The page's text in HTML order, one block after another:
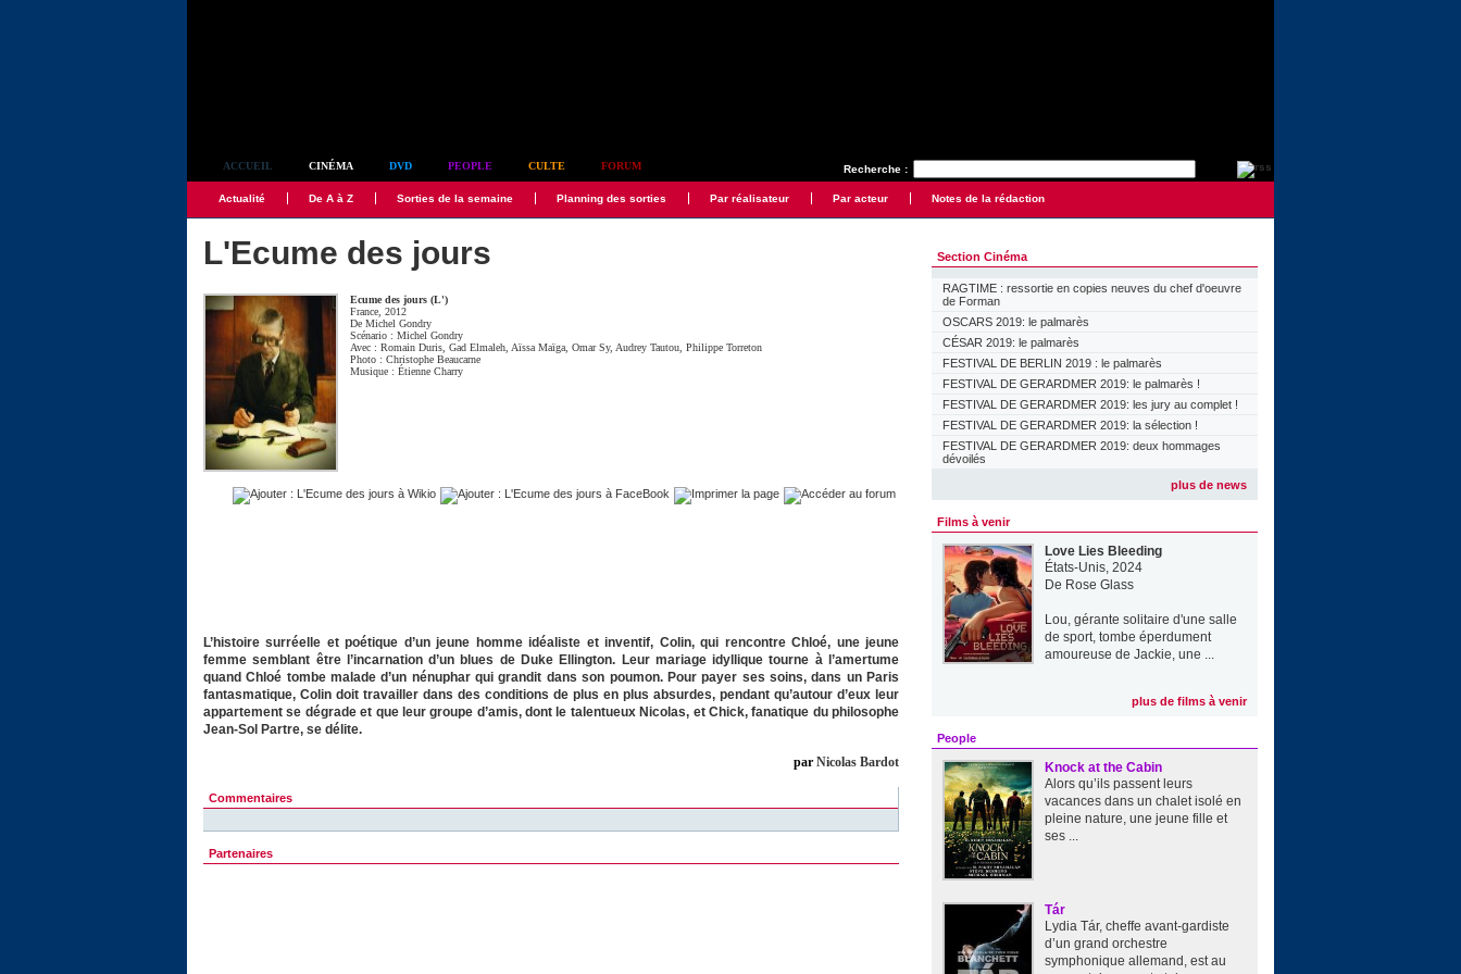
Recherche :
ACCUEIL CINÉMA DVD PEOPLE CULTE FORUM
Actualité De A à Z Sorties de la semaine Planning des sorties Par réalisateur Par acteur Notes de la rédaction
L'Ecume des jours
Ecume des jours (L')
France, 2012
DeMichel Gondry
Scénario :Michel Gondry
Avec :Romain Duris ,Gad Elmaleh Aïssa Maïga ,Omar Sy, Audrey Tautou ,Philippe Torreton
Photo :Christophe Beaucarne
Musique :Étienne Charry
L’histoire surréelle et poétique d’un jeune homme idéaliste et inventif, Colin, qui rencontre Chloé, une jeune
femme semblant être l’incarnation d’un blues de Duke Ellington. Leur mariage idyllique tourne à l’amertume
quand Chloé tombe malade d’un nénuphar qui grandit dans son poumon. Pour payer ses soins, dans un Paris
fantasmatique, Colin doit travailler dans des conditions de plus en plus absurdes, pendant qu’autour d’eux leur
appartement se dégrade et que leur groupe d’amis, dont le talentueux Nicolas, et Chick, fanatique du philosophe
Jean-Sol Partre, se délite.
par Nicolas Bardot
Commentaires
Partenaires
Section Cinéma
RAGTIME : ressortie en copies neuves du chef d'oeuvre
de Forman
OSCARS 2019: le palmarès
CÉSAR 2019: le palmarès
FESTIVAL DE BERLIN 2019 : le palmarès
FESTIVAL DE GERARDMER 2019: le palmarès !
FESTIVAL DE GERARDMER 2019: les jury au complet !
FESTIVAL DE GERARDMER 2019: la sélection !
FESTIVAL DE GERARDMER 2019: deux hommages
dévoilés
plus de news
Films à venir
Love Lies Bleeding
États-Unis, 2024
De Rose Glass
Lou, gérante solitaire d'une salle
de sport, tombe éperdument
amoureuse de Jackie, une ...
plus de films à venir
People
Knock at the Cabin
Alors qu’ils passent leurs
vacances dans un chalet isolé en
pleine nature, une jeune fille et
ses ...
Tár
Lydia Tár, cheffe avant-gardiste
d’un grand orchestre
symphonique allemand, est au